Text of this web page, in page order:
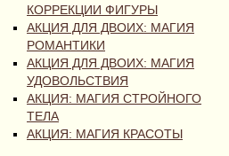
КОРРЕКЦИИ ФИГУРЫ
АКЦИЯ ДЛЯ ДВОИХ: МАГИЯ
РОМАНТИКИ
АКЦИЯ ДЛЯ ДВОИХ: МАГИЯ
УДОВОЛЬСТВИЯ
АКЦИЯ: МАГИЯ СТРОЙНОГО
ТЕЛА
АКЦИЯ: МАГИЯ КРАСОТЫ